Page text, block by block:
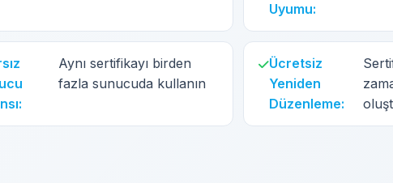
Uyumu:
Aynı sertifikayı birden
fazla sunucuda kullanın
Ücretsiz
Yeniden
Düzenleme: